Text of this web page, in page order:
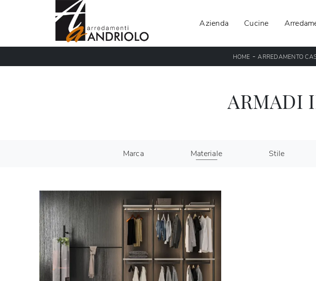
Azienda Cucine
HOME -ARREDAMENTO
ARMADI
Marca Materiale Stile